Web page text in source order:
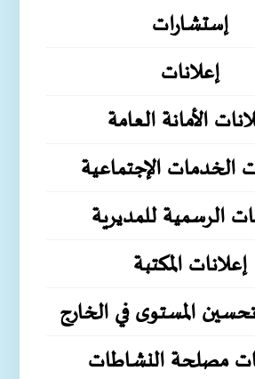
إستشارات
إعلانات
الأمانة العامة
الخدمات الإجتماعية
الرسمية للمديرية
إعلانات المكتبة
المستوى في الخارج
مصلحة النشاطات